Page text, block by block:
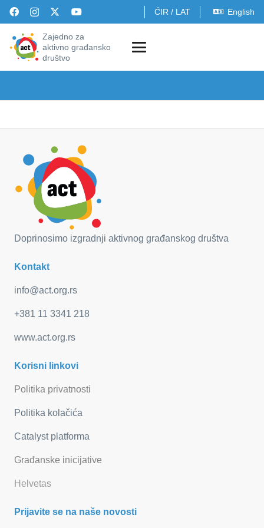
ĆIR / LAT English
Zajedno za
aktivno građansko
društvo
Doprinosimo izgradnji aktivnog građanskog društva
Kontakt
info@act.org.rs
+381 11 3341 218
www.act.org.rs
Korisni linkovi
Politika privatnosti
Politika kolačića
Catalyst platforma
Građanske inicijative
Helvetas
Prijavite se na naše novosti